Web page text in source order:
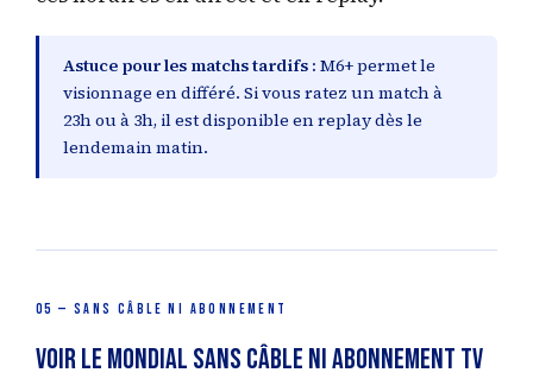
Astuce pour les matchs tardifs : M6+ permet le
visionnage en différé. Si vous ratez un match à
23h ou à 3h, il est disponible en replay dès le
lendemain matin.
05 — SANS CÂBLE NI ABONNEMENT
Voir le Mondial sans câble ni abonnement TV